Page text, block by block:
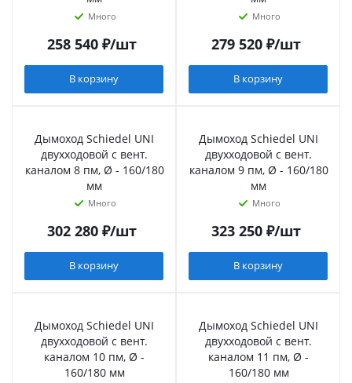
Много
258 540₽/шт
В корзину
Много
279 520₽/шт
В корзину
Дымоход Schiedel UNI
двухходовой с вент.
каналом 8 пм, Ø - 160/180
мм
Много
302 280₽/шт
В корзину
Дымоход Schiedel UNI
двухходовой с вент.
каналом 9 пм, Ø - 160/180
мм
Много
323 250₽/шт
В корзину
Дымоход Schiedel UNI
двухходовой с вент.
каналом 10 пм, Ø -
160/180 мм
Дымоход Schiedel UNI
двухходовой с вент.
каналом 11 пм, Ø -
160/180 мм